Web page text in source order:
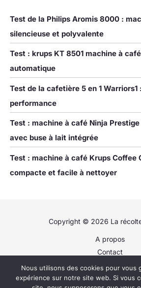
Test de la Philips Aromis 8000 :
silencieuse et polyvalente
Test : krups KT 8501 machine à
automatique
Test de la cafetière 5 en 1
performance
Test : machine à café Ninja Prestige
avec buse à lait intégrée
Test : machine à café Krups Coffee
compacte et facile à nettoyer
Copyright © 2026 La
A propos
Contact
Plan du site
Politique de
Nous utilisons des cookies pour vous
expérience sur notre site web. Si vous